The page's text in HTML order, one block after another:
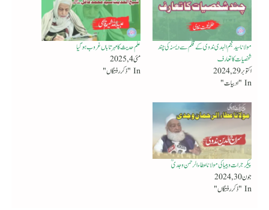
مولانا سید نجم الہدی ندوی کے قلم سے دیسنہ کی چند
شخصیات کا تعارف
اکتوبر 29, 2024
In "ادبیات"
علم حدیث کا مہر تاباں غروب ہوگیا
مئی 4, 2025
In "ذکر رفتگاں"
پیکرجرات و بیباکی مولانا عطاء الرحمن وجدیؒ
جون 30, 2024
In "ذکر رفتگاں"